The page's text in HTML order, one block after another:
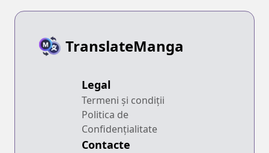
TranslateManga
Legal
Termeni și condiții
Politica de
Confidențialitate
Contacte